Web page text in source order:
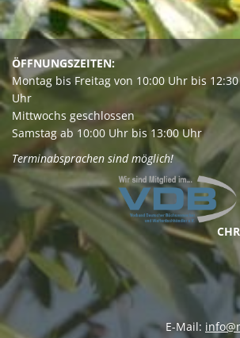
ÖFFNUNGSZEITEN:
Montag bis Freitag von 10:00 Uhr bis
Uhr
Mittwochs geschlossen
Samstag ab 10:00 Uhr bis 13:00 Uhr
Terminabsprachen sind möglich!
E-Mail: